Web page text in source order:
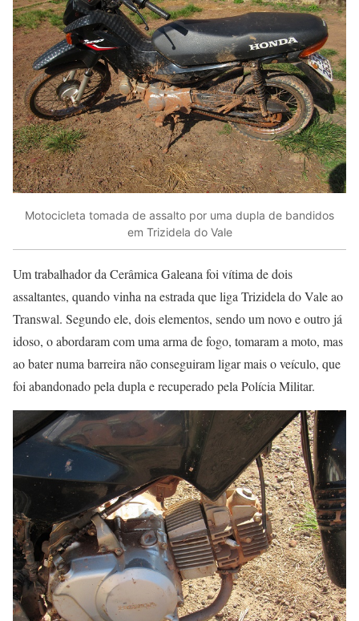
Motocicleta tomada de assalto por uma dupla de bandidos
em Trizidela do Vale
Um trabalhador da Cerâmica Galeana foi vítima de dois
assaltantes, quando vinha na estrada que liga Trizidela do Vale ao
Transwal. Segundo ele, dois elementos, sendo um novo e outro já
idoso, o abordaram com uma arma de fogo, tomaram a moto, mas
ao bater numa barreira não conseguiram ligar mais o veículo, que
foi abandonado pela dupla e recuperado pela Polícia Militar.